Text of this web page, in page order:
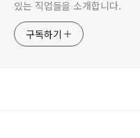
있는 직업들을 소개합니다.
구독하기